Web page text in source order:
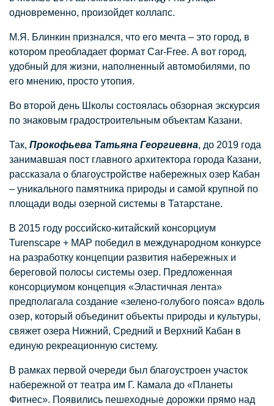
одновременно, произойдет коллапс.
М.Я. Блинкин признался, что его мечта – это город, в
котором преобладает формат Car-Free. А вот город,
удобный для жизни, наполненный автомобилями, по
его мнению, просто утопия.
Во второй день Школы состоялась обзорная экскурсия
по знаковым градостроительным объектам Казани.
Так, Прокофьева Татьяна Георгиевна, до 2019 года
занимавшая пост главного архитектора города Казани,
рассказала о благоустройстве набережных озер Кабан
– уникального памятника природы и самой крупной по
площади воды озерной системы в Татарстане.
В 2015 году российско-китайский консорциум
Turenscape + MAP победил в международном конкурсе
на разработку концепции развития набережных и
береговой полосы системы озер. Предложенная
консорциумом концепция «Эластичная лента»
предполагала создание «зелено-голубого пояса» вдоль
озер, который объединит объекты природы и культуры,
свяжет озера Нижний, Средний и Верхний Кабан в
единую рекреационную систему.
В рамках первой очереди был благоустроен участок
набережной от театра им Г. Камала до «Планеты
Фитнес». Появились пешеходные дорожки прямо над